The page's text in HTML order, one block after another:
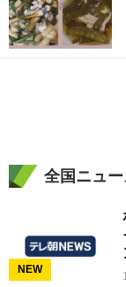
全国ニュー
NEW